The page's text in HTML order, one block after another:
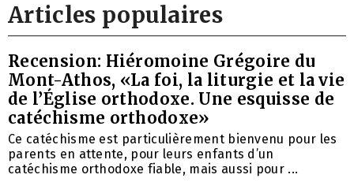
Articles populaires
Recension: Hiéromoine Grégoire du
Mont-Athos, «La foi, la liturgie et la vie
de l’Église orthodoxe. Une esquisse de
catéchisme orthodoxe»
Ce catéchisme est particulièrement bienvenu pour les
parents en attente, pour leurs enfants d’un
catéchisme orthodoxe fiable, mais aussi pour ...